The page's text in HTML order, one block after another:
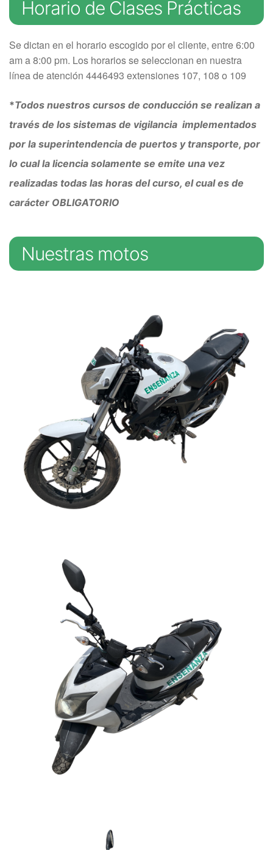
Horario de Clases Prácticas
Se dictan en el horario escogido por el cliente, entre 6:00
am a 8:00 pm. Los horarios se seleccionan en nuestra
línea de atención 4446493 extensiones 107, 108 o 109
*Todos nuestros cursos de conducción se realizan a
través de los sistemas de vigilancia implementados
por la superintendencia de puertos y transporte, por
lo cual la licencia solamente se emite una vez
realizadas todas las horas del curso, el cual es de
carácter OBLIGATORIO
Nuestras motos